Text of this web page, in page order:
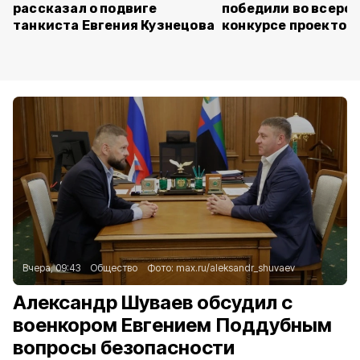
рассказал о подвиге
танкиста Евгения Кузнецова
победили во
конкурсе проектов
Вчера, 09:43 Общество Фото: max.ru/aleksandr_shuvaev
Александр Шуваев обсудил с
военкором Евгением Поддубным
вопросы безопасности